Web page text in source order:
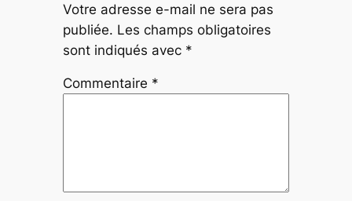
Votre adresse e-mail ne sera pas
publiée. Les champs obligatoires
sont indiqués avec *
Commentaire *